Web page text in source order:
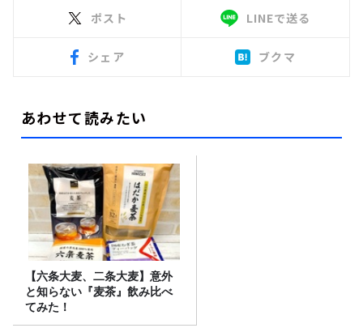
ポスト LINEで送る
シェア ブクマ
あわせて読みたい
【六条大麦、二条大麦】意外
と知らない『麦茶』飲み比べ
てみた！